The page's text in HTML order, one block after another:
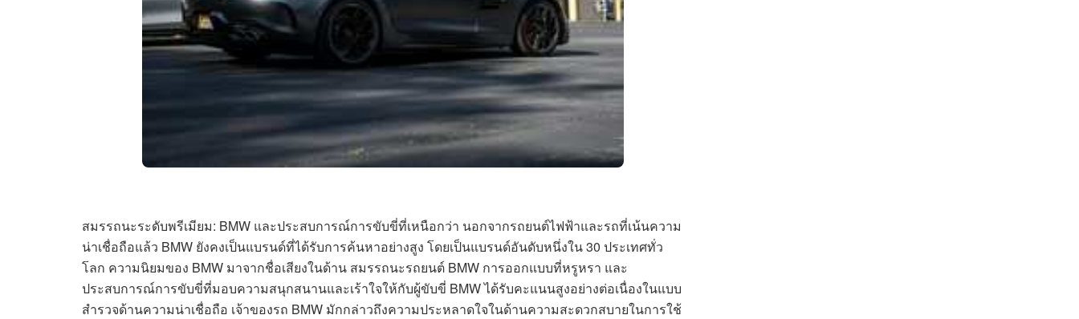
สมรรถนะระดับพรีเมียม: BMW และประสบการณ์การขับขี่ที่เหนือกว่า นอกจากรถยนต์ไฟฟ้าและรถที่เน้นความ
น่าเชื่อถือแล้ว BMW ยังคงเป็นแบรนด์ที่ได้รับการค้นหาอย่างสูง โดยเป็นแบรนด์อันดับหนึ่งใน 30 ประเทศทั่ว
โลก ความนิยมของ BMW มาจากชื่อเสียงในด้าน สมรรถนะรถยนต์ BMW การออกแบบที่หรูหรา และ
ประสบการณ์การขับขี่ที่มอบความสนุกสนานและเร้าใจให้กับผู้ขับขี่ BMW ได้รับคะแนนสูงอย่างต่อเนื่องในแบบ
สำรวจด้านความน่าเชื่อถือ เจ้าของรถ BMW มักกล่าวถึงความประหลาดใจในด้านความสะดวกสบายในการใช้